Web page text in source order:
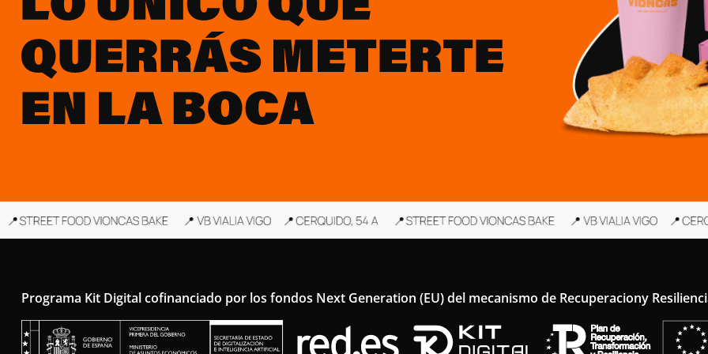
Programa Kit Digital cofinanciado por los fondos Next Generation (EU) del mecanismo de Recuperaciony